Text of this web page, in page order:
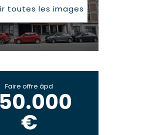
toutes les images
Faire offre àpd
€